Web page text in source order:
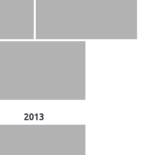
2013